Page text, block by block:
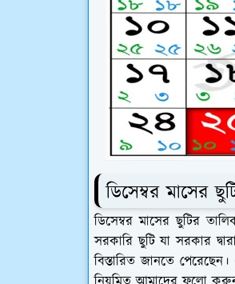
ডিসেম্বর মাসের
ডিসেম্বর মাসের ছুটির
সরকারি ছুটি যা সরকার
বিস্তারিত জানতে